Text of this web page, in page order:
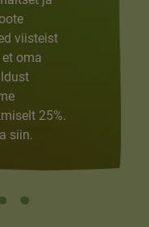
viisteist
oma
25%.
siin.